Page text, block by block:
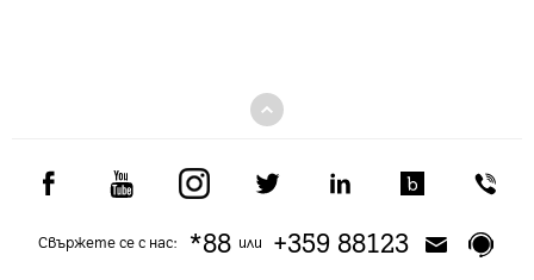
Свържете се с нас: *88или +359 88123